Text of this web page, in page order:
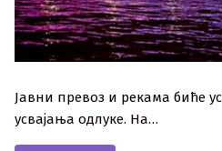
Јавни превоз и рекама биће
усвајања одлуке. На…